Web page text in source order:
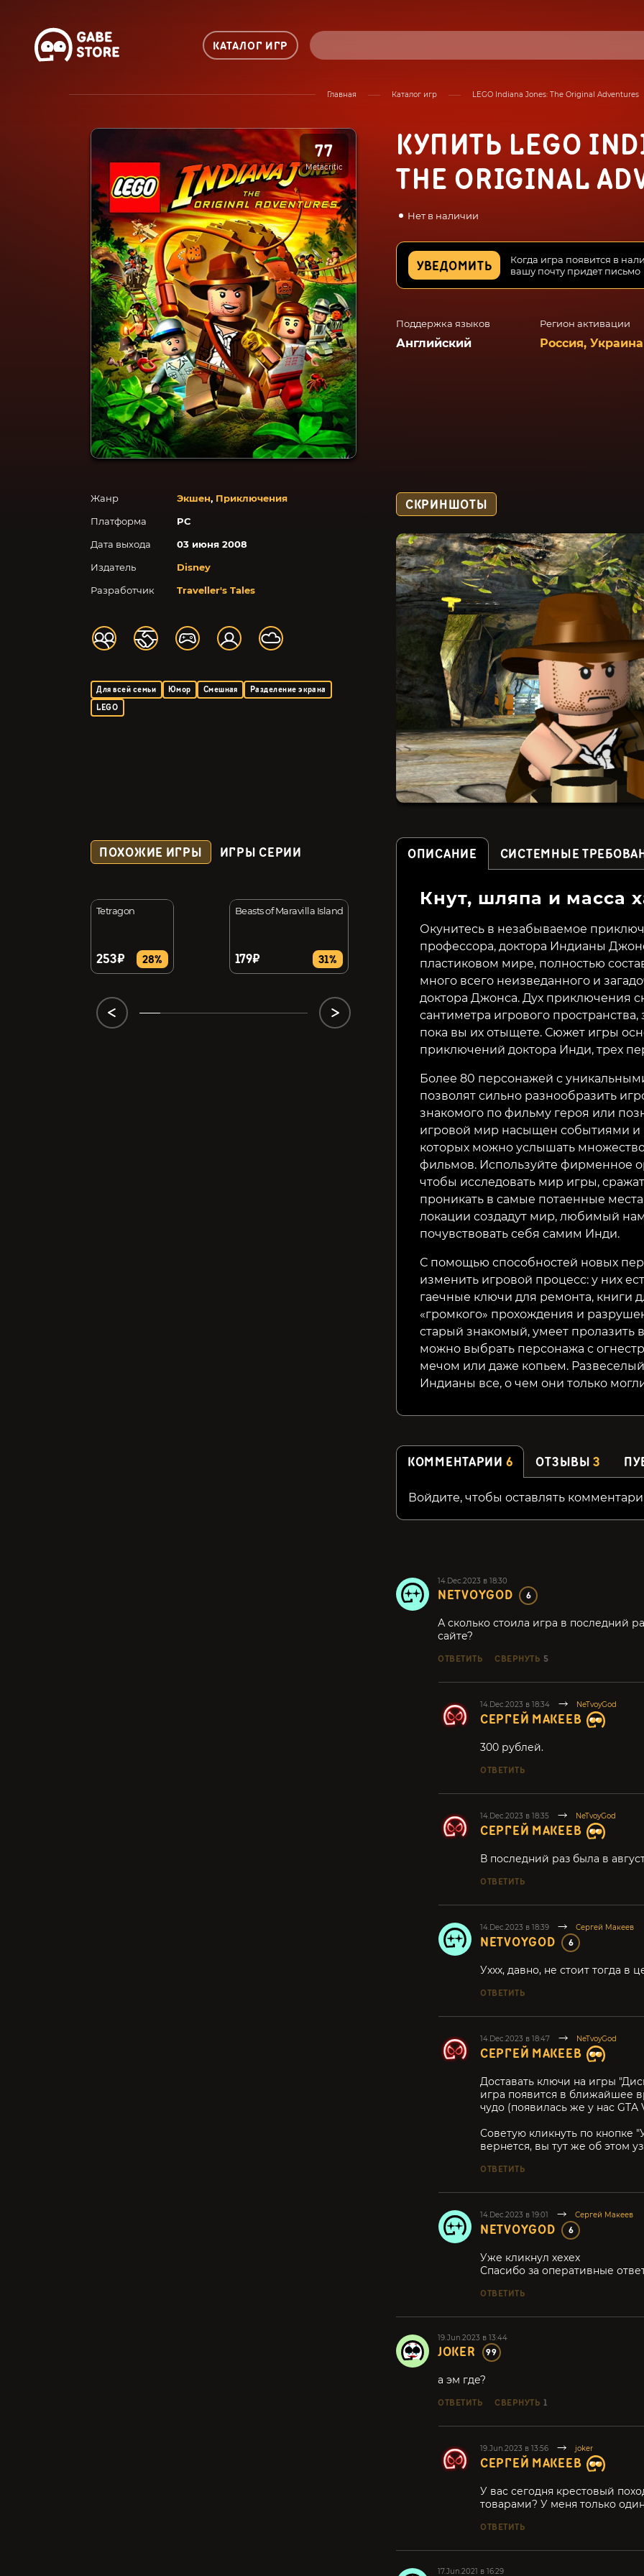
КАТАЛОГ ИГР
Главная Каталог игр LEGO Indiana Jones: The Original Adventures
77
Metacritic
КУПИТЬ LEGO
THE ORIGINAL
Нет в наличии
УВЕДОМИТЬ
Когда игра появится в
вашу почту придет письмо
Поддержка языков
Английский
Регион активации
Россия,
Жанр Экшен, Приключения
Платформа
PC
Дата выхода
03 июня 2008
Издатель
Disney
Разработчик
Traveller's Tales
Для всей семьи Юмор Смешная
Разделение экрана
LEGO
СКРИНШОТЫ
ПОХОЖИЕ ИГРЫ ИГРЫ СЕРИИ
Tetragon
253₽ 28%
Beasts of Maravilla Island
179₽ 31% 55% 139₽ 48%
ОПИСАНИЕ СИСТЕМНЫЕ
Кнут, шляпа и масса
Окунитесь в незабываемое
профессора, доктора Индианы
пластиковом мире, полностью
много всего неизведанного и
доктора Джонса. Дух приключения
сантиметра игрового
пока вы их отыщете. Сюжет игры
приключений доктора Инди, трех
Более 80 персонажей с
позволят сильно разнообразить
знакомого по фильму героя или
игровой мир насыщен событиями
которых можно услышать
фильмов. Используйте фирменное
чтобы исследовать мир игры,
проникать в самые потаенные
локации создадут мир, любимый
почувствовать себя самим Инди.
С помощью способностей новых
изменить игровой процесс: у них
гаечные ключи для ремонта, книги
«громкого» прохождения и
старый знакомый, умеет пролазить
можно выбрать персонажа с
мечом или даже копьем.
Индианы все, о чем они только
КОММЕНТАРИИ 6 ОТЗЫВЫ3
Войдите, чтобы оставлять
14.Dec.2023 в 18:30
NETVOYGOD 6
А сколько стоила игра в последний
сайте?
ОТВЕТИТЬ СВЕРНУТЬ 5
14.Dec.2023 в 18:34 NeTvoyGod
СЕРГЕЙ МАКЕЕВ
300 рублей.
ОТВЕТИТЬ
14.Dec.2023 в 18:35 NeTvoyGod
СЕРГЕЙ МАКЕЕВ
В последний раз была в
ОТВЕТИТЬ
14.Dec.2023 в 18:39 Сергей Макеев
NETVOYGOD 6
Уххх, давно, не стоит тогда в
ОТВЕТИТЬ
14.Dec.2023 в 18:47 NeTvoyGod
СЕРГЕЙ МАКЕЕВ
Доставать ключи на игры
игра появится в ближайшее
чудо (появилась же у нас GTA
Советую кликнуть по кнопке
вернется, вы тут же об этом
ОТВЕТИТЬ
14.Dec.2023 в 19:01 Сергей Макеев
NETVOYGOD 6
Уже кликнул хехех
Спасибо за оперативные
ОТВЕТИТЬ
19.Jun.2023 в 13:44
JOKER 99
а эм где?
ОТВЕТИТЬ СВЕРНУТЬ 1
19.Jun.2023 в 13:56 joker
СЕРГЕЙ МАКЕЕВ
У вас сегодня крестовый
товарами? У меня только
ОТВЕТИТЬ
17.Jun.2021 в 16:29